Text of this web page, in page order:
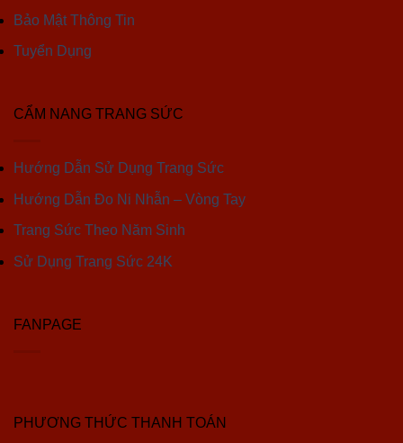
Bảo Mật Thông Tin
Tuyển Dụng
CẨM NANG TRANG SỨC
Hướng Dẫn Sử Dụng Trang Sức
Hướng Dẫn Đo Ni Nhẫn – Vòng Tay
Trang Sức Theo Năm Sinh
Sử Dụng Trang Sức 24K
FANPAGE
PHƯƠNG THỨC THANH TOÁN